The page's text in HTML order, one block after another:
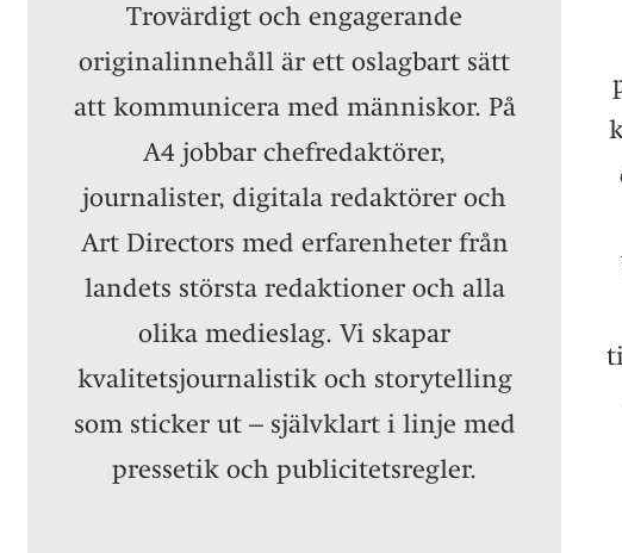
Trovärdigt och engagerande
originalinnehåll är ett oslagbart sätt
att kommunicera med människor. På
A4 jobbar chefredaktörer,
journalister, digitala redaktörer och
Art Directors med erfarenheter från
landets största redaktioner och alla
olika medieslag. Vi skapar
kvalitetsjournalistik och storytelling
som sticker ut – självklart i linje med
pressetik och publicitetsregler.